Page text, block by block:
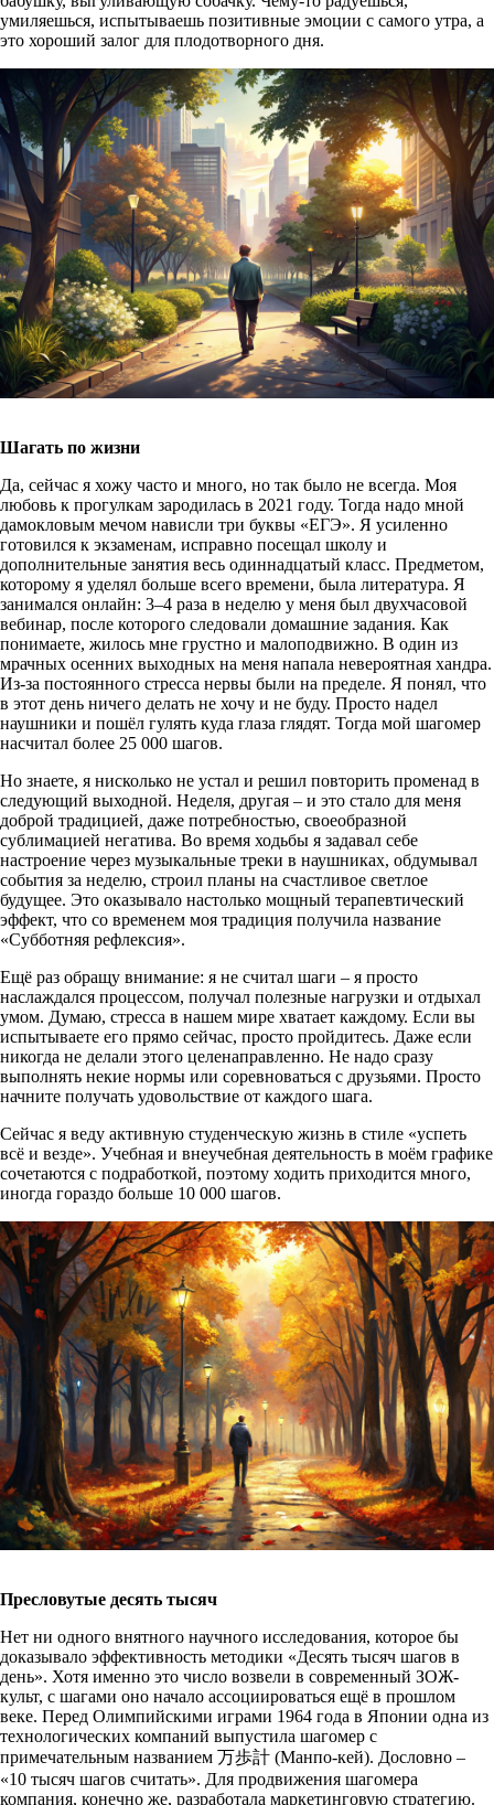
умиляешься, испытываешь позитивные эмоции с самого утра, а
это хороший залог для плодотворного дня.
Шагать по жизни
Да, сейчас я хожу часто и много, но так было не всегда. Моя
любовь к прогулкам зародилась в 2021 году. Тогда надо мной
дамокловым мечом нависли три буквы «ЕГЭ». Я усиленно
готовился к экзаменам, исправно посещал школу и
дополнительные занятия весь одиннадцатый класс. Предметом,
которому я уделял больше всего времени, была литература. Я
занимался онлайн: 3–4 раза в неделю у меня был двухчасовой
вебинар, после которого следовали домашние задания. Как
понимаете, жилось мне грустно и малоподвижно. В один из
мрачных осенних выходных на меня напала невероятная хандра.
Из-за постоянного стресса нервы были на пределе. Я понял, что
в этот день ничего делать не хочу и не буду. Просто надел
наушники и пошёл гулять куда глаза глядят. Тогда мой шагомер
насчитал более 25 000 шагов.
Но знаете, я нисколько не устал и решил повторить променад в
следующий выходной. Неделя, другая – и это стало для меня
доброй традицией, даже потребностью, своеобразной
сублимацией негатива. Во время ходьбы я задавал себе
настроение через музыкальные треки в наушниках, обдумывал
события за неделю, строил планы на счастливое светлое
будущее. Это оказывало настолько мощный терапевтический
эффект, что со временем моя традиция получила название
«Субботняя рефлексия».
Ещё раз обращу внимание: я не считал шаги – я просто
наслаждался процессом, получал полезные нагрузки и отдыхал
умом. Думаю, стресса в нашем мире хватает каждому. Если вы
испытываете его прямо сейчас, просто пройдитесь. Даже если
никогда не делали этого целенаправленно. Не надо сразу
выполнять некие нормы или соревноваться с друзьями. Просто
начните получать удовольствие от каждого шага.
Сейчас я веду активную студенческую жизнь в стиле «успеть
всё и везде». Учебная и внеучебная деятельность в моём графике
сочетаются с подработкой, поэтому ходить приходится много,
иногда гораздо больше 10 000 шагов.
Пресловутые десять тысяч
Нет ни одного внятного научного исследования, которое бы
доказывало эффективность методики «Десять тысяч шагов в
день». Хотя именно это число возвели в современный ЗОЖ-
культ, с шагами оно начало ассоциироваться ещё в прошлом
веке. Перед Олимпийскими играми 1964 года в Японии одна из
технологических компаний выпустила шагомер с
примечательным названием 万歩計 (Манпо-кей). Дословно –
«10 тысяч шагов считать». Для продвижения шагомера
компания, конечно же, разработала маркетинговую стратегию.